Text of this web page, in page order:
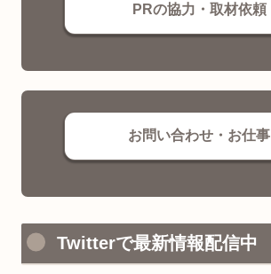
PRの協力・取材依頼
お問い合わせ・お仕事
Twitterで最新情報配信中